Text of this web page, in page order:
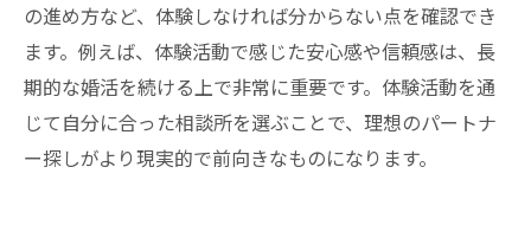
の進め方など、体験しなければ分からない点を確認でき
ます。例えば、体験活動で感じた安心感や信頼感は、長
期的な婚活を続ける上で非常に重要です。体験活動を通
じて自分に合った相談所を選ぶことで、理想のパートナ
ー探しがより現実的で前向きなものになります。